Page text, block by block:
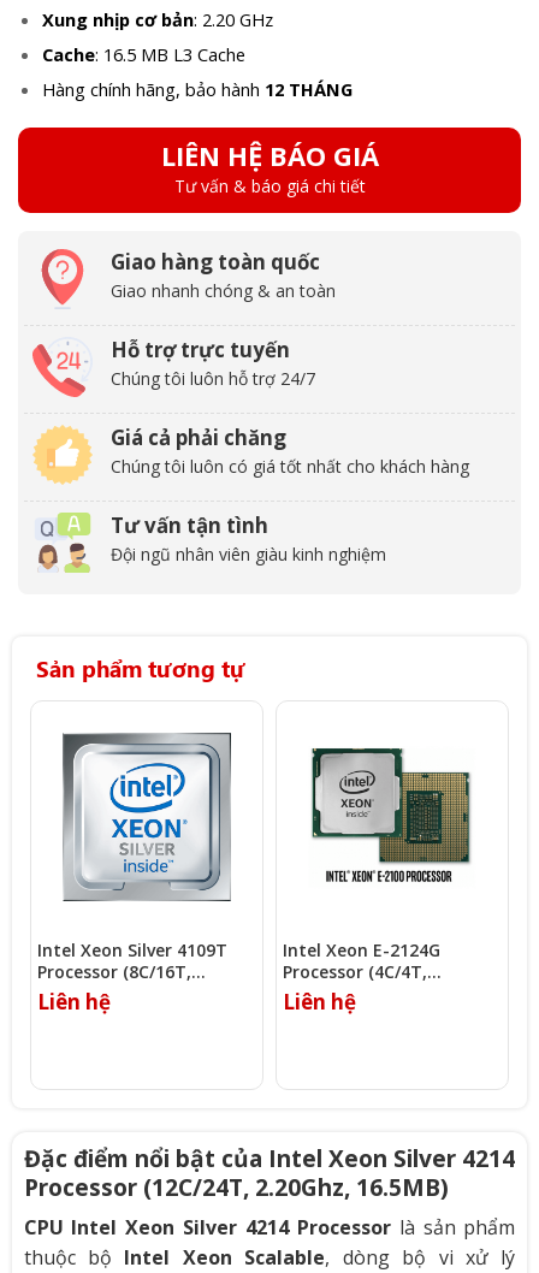
Xung nhịp cơ bản: 2.20 GHz
Cache: 16.5 MB L3 Cache
Hàng chính hãng, bảo hành 12 THÁNG
LIÊN HỆ BÁO GIÁ
Tư vấn & báo giá chi tiết
Giao hàng toàn quốc
Giao nhanh chóng & an toàn
Hỗ trợ trực tuyến
Chúng tôi luôn hỗ trợ 24/7
Giá cả phải chăng
Chúng tôi luôn có giá tốt nhất cho khách hàng
Tư vấn tận tình
Đội ngũ nhân viên giàu kinh nghiệm
Sản phẩm tương tự
Intel Xeon Silver 4109T
Processor (8C/16T,
2.00Ghz, 11MB)
Liên hệ
Intel Xeon E-2124G
Processor (4C/4T,
3.40Ghz, 8MB)
Liên hệ
Đặc điểm nổi bật của Intel Xeon Silver 4214
Processor (12C/24T, 2.20Ghz, 16.5MB)
CPU Intel Xeon Silver 4214 Processorlà sản phẩm
thuộc bộ Intel Xeon Scalable, dòng bộ vi xử lý